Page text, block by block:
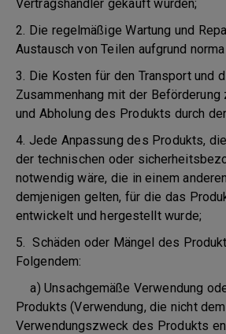
Vertragshändler gekauft wurden;
2. Die regelmäßige Wartung und
Austausch von Teilen aufgrund
3. Die Kosten für den Transport und
Zusammenhang mit der Beförderung
und Abholung des Produkts durch
4. Jede Anpassung des Produkts,
der technischen oder
notwendig wäre, die in einem
demjenigen gelten, für die das
entwickelt und hergestellt wurde;
5. Schäden oder Mängel des
Folgendem:
a) Unsachgemäße Verwendung
Produkts (Verwendung, die nicht dem
Verwendungszweck des Produkts